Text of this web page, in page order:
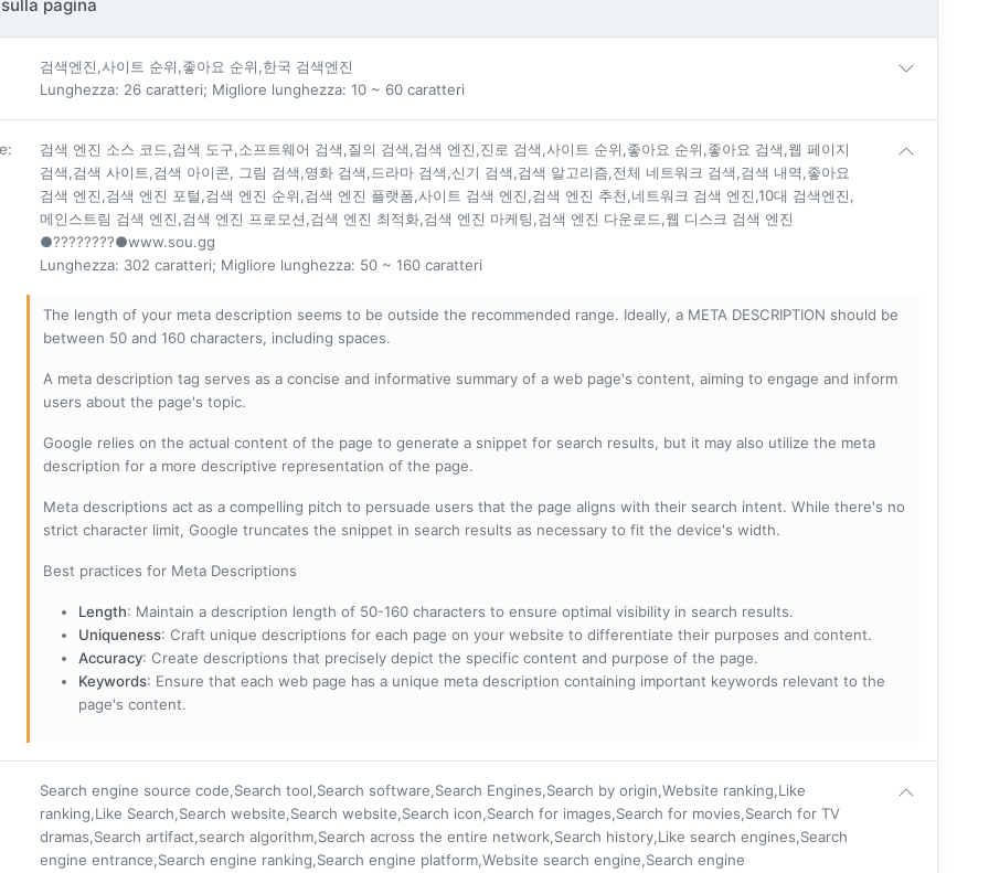
pagina
검색엔진,사이트 순위,좋아요 순위,한국 검색엔진
Lunghezza: 26 caratteri; Migliore lunghezza: 10 ~ 60 caratteri
:
검색 엔진 소스 코드,검색 도구,소프트웨어 검색,질의 검색,검색 엔진,진로 검색,사이트 순위,좋아요 순위,좋아요 검색,웹 페이지
검색,검색 사이트,검색 아이콘, 그림 검색,영화 검색,드라마 검색,신기 검색,검색 알고리즘,전체 네트워크 검색,검색 내역,좋아요
검색 엔진,검색 엔진 포털,검색 엔진 순위,검색 엔진 플랫폼,사이트 검색 엔진,검색 엔진 추천,네트워크 검색 엔진,10대 검색엔진,
메인스트림 검색 엔진,검색 엔진 프로모션,검색 엔진 최적화,검색 엔진 마케팅,검색 엔진 다운로드,웹 디스크 검색 엔진
●????????●www.sou.gg
Lunghezza: 302 caratteri; Migliore lunghezza: 50 ~ 160 caratteri
The length of your meta description seems to be outside the recommended range. Ideally, a META DESCRIPTION should be
between 50 and 160 characters, including spaces.
A meta description tag serves as a concise and informative summary of a web page's content, aiming to engage and inform
users about the page's topic.
Google relies on the actual content of the page to generate a snippet for search results, but it may also utilize the meta
description for a more descriptive representation of the page.
Meta descriptions act as a compelling pitch to persuade users that the page aligns with their search intent. While there's no
strict character limit, Google truncates the snippet in search results as necessary to fit the device's width.
Best practices for Meta Descriptions
Length: Maintain a description length of 50-160 characters to ensure optimal visibility in search results.
Uniqueness: Craft unique descriptions for each page on your website to differentiate their purposes and content.
Accuracy: Create descriptions that precisely depict the specific content and purpose of the page.
Keywords: Ensure that each web page has a unique meta description containing important keywords relevant to the
page's content.
Search engine source code,Search tool,Search software,Search Engines,Search by origin,Website ranking,Like
ranking,Like Search,Search website,Search website,Search icon,Search for images,Search for movies,Search for TV
dramas,Search artifact,search algorithm,Search across the entire network,Search history,Like search engines,Search
engine entrance,Search engine ranking,Search engine platform,Website search engine,Search engine